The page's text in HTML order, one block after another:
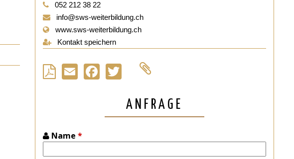
052 212 38 22
info@sws-weiterbildung.ch
www.sws-weiterbildung.ch
Kontakt speichern
Email FacebookTwitter
ANFRAGE
Name *